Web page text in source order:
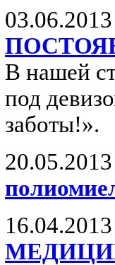
03.06.2013
В нашей
под
заботы!».
20.05.2013
16.04.2013